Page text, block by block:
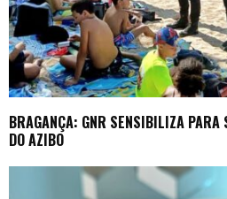
BRAGANÇA: GNR SENSIBILIZA PARA
DO AZIBO